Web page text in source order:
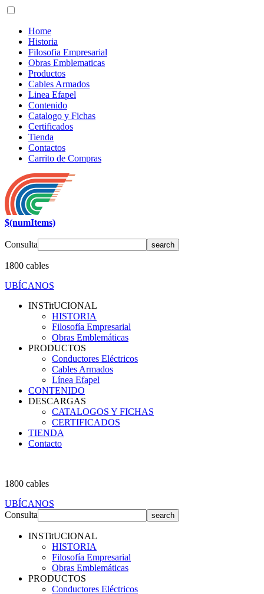
Home
Historia
Filosofia Empresarial
Obras Emblematicas
Productos
Cables Armados
Linea Efapel
Contenido
Catalogo y Fichas
Certificados
Tienda
Contactos
Carrito de Compras
$(numItems)
Consulta
1800 cables
UBÍCANOS
INSTitUCIONAL
HISTORIA
Filosofía Empresarial
Obras Emblemáticas
PRODUCTOS
Conductores Eléctricos
Cables Armados
Línea Efapel
CONTENIDO
DESCARGAS
CATALOGOS Y FICHAS
CERTIFICADOS
TIENDA
Contacto
1800 cables
UBÍCANOS
Consulta
INSTitUCIONAL
HISTORIA
Filosofía Empresarial
Obras Emblemáticas
PRODUCTOS
Conductores Eléctricos